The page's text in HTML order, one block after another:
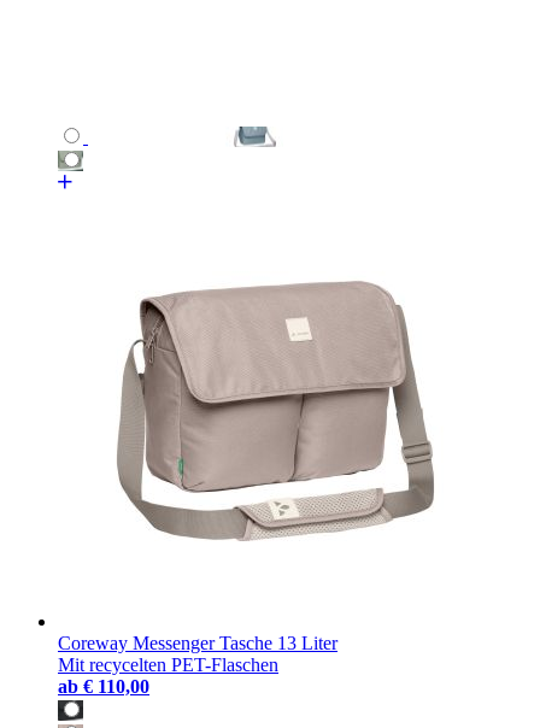
Coreway Messenger Tasche 13 Liter
Mit recycelten PET-Flaschen
ab € 110,00